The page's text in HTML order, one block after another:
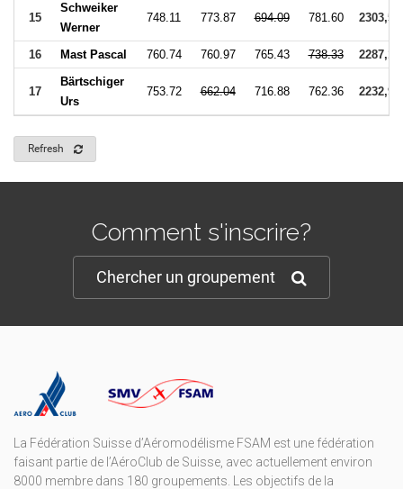
15
Schweiker
Werner
748.11 773.87 694.09 781.60 2303,58
16 Mast Pascal 760.74 760.97 765.43 738.33 2287,14
17
Bärtschiger
Urs
753.72 662.04 716.88 762.36 2232,96
Refresh
Comment s'inscrire?
Chercher un groupement
La Fédération Suisse d’Aéromodélisme FSAM est une fédération
faisant partie de l’AéroClub de Suisse, avec actuellement environ
8000 membre dans 180 groupements. Les objectifs de la